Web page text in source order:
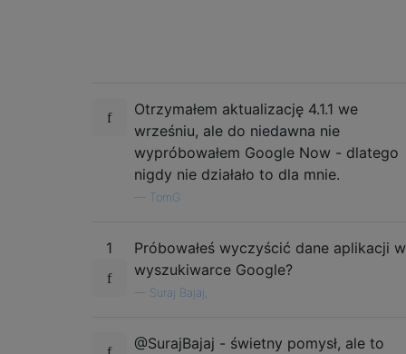
Otrzymałem aktualizację 4.1.1 we
wrześniu, ale do niedawna nie
wypróbowałem Google Now - dlatego
nigdy nie działało to dla mnie.
TomG
1
Próbowałeś wyczyścić dane aplikacji w
wyszukiwarce Google?
Suraj Bajaj,
@SurajBajaj - świetny pomysł, ale to